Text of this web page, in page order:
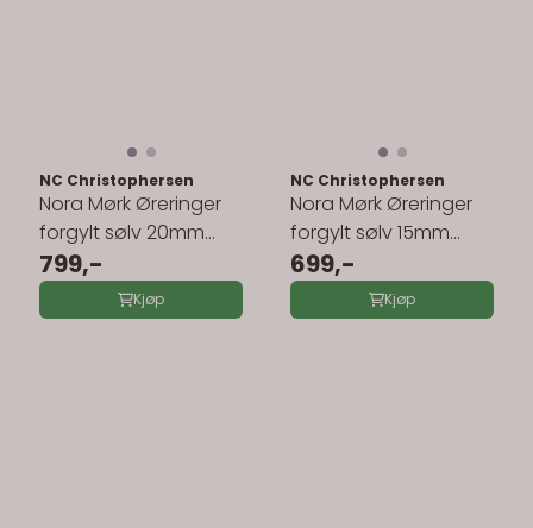
NC Christophersen
Nora Mørk Øreringer
forgylt sølv 20mm
710368
799,-
Kjøp
NC Christophersen
Nora Mørk Øreringer
forgylt sølv 15mm
710367
699,-
Kjøp